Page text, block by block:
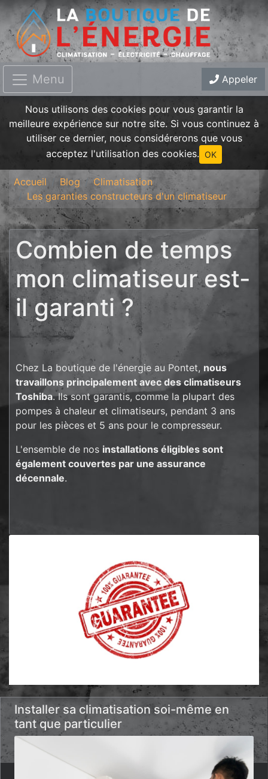
Menu Appeler
Nous utilisons des cookies pour vous garantir la
meilleure expérience sur notre site. Si vous continuez à
utiliser ce dernier, nous considérerons que vous
acceptez l'utilisation des cookies. OK
Accueil Blog
Climatisation
Les garanties constructeurs d'un climatiseur
Combien de temps
mon climatiseur est-
il garanti ?
Chez La boutique de l'énergie au Pontet, nous
travaillons principalement avec des climatiseurs
Toshiba. Ils sont garantis, comme la plupart des
pompes à chaleur et climatiseurs, pendant 3 ans
pour les pièces et 5 ans pour le compresseur.
L'ensemble de nos installations éligibles sont
également couvertes par une assurance
décennale.
Installer sa climatisation soi-même en
tant que particulier